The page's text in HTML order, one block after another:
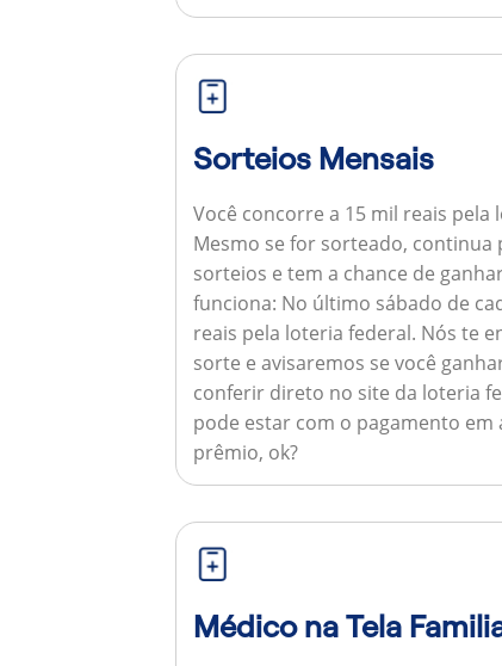
Sorteios Mensais
Você concorre a 15 mil reais
Mesmo se for sorteado,
sorteios e tem a chance de
funciona: No último sábado de
reais pela loteria federal. Nós te
sorte e avisaremos se você
conferir direto no site da loteria
pode estar com o pagamento em
prêmio, ok?
Médico na Tela